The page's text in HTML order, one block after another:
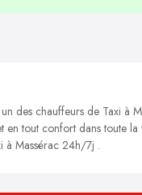
des chauffeurs de Taxi à
en tout confort dans toute la
à Massérac 24h/7j .